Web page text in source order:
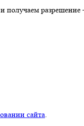
разрешение
сайта.